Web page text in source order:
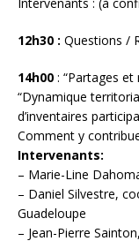
12h30 : Questions /
14h00 : “Partages et
“Dynamique
d’inventaires
Comment y
Intervenants:
– Marie-Line
– Daniel Silvestre,
Guadeloupe
– Jean-Pierre